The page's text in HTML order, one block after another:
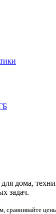
дома,
задач.
сравнивайте